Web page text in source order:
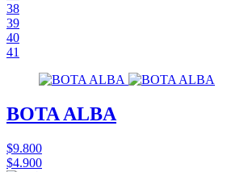
38
39
40
41
BOTA ALBA
$9.800
$4.900